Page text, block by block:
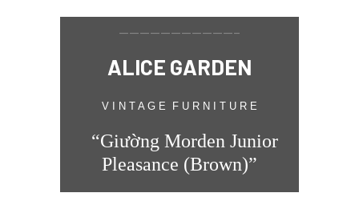
———————————–
ALICE GARDEN
V I N T A G E F U R N I T U R E
“Giường Morden Junior
Pleasance (Brown)”